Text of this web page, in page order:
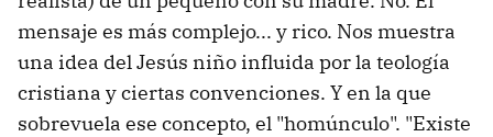
mensaje es más complejo... y rico. Nos muestra
una idea del Jesús niño influida por la teología
cristiana y ciertas convenciones. Y en la que
sobrevuela ese concepto, el "homúnculo". "Existe